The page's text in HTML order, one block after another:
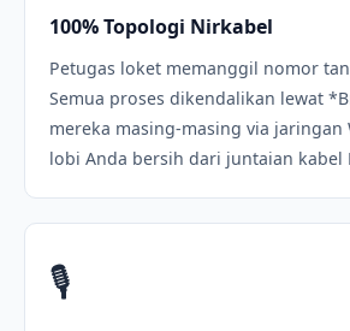
100% Topologi Nirkabel
Petugas loket memanggil nomor
Semua proses dikendalikan lewat
mereka masing-masing via jaringan
lobi Anda bersih dari juntaian kabel
🎙️